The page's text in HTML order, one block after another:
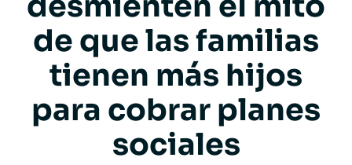
de que las familias
tienen más hijos
para cobrar planes
sociales